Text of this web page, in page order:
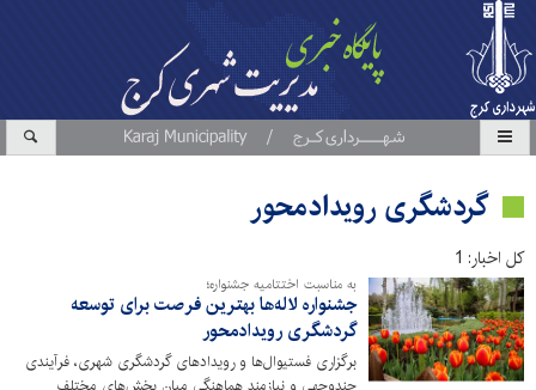
گردشگری رویدادمحور
کل اخبار: 1
به مناسبت اختتامیه جشنواره؛
جشنواره لاله‌ها بهترین فرصت برای توسعه
گردشگری رویدادمحور
برگزاری فستیوال‌ها و رویدادهای گردشگری شهری، فرآیندی